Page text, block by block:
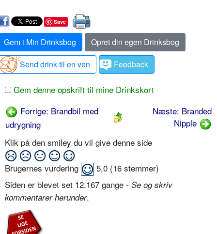
Save
Gem i Min Drinksbog
Opret din egen Drinksbog
Send drink til en ven
Feedback
Gem denne opskrift til mine Drinkskort
Forrige: Brandbil med
udrygning
Næste: Branded
Nipple
Klik på den smiley du vil give denne side
Brugernes vurdering 5,0 (16 stemmer)
Siden er blevet set 12.167 gange - Se og skriv
kommentarer herunder.